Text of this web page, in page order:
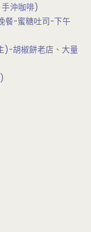
沖咖啡)
餐-蜜糖吐司-下午
)-胡椒餅老店、大量